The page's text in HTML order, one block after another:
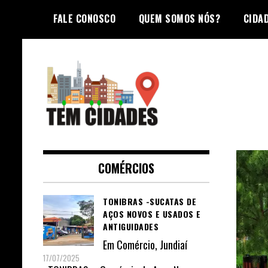
content
FALE CONOSCO QUEM SOMOS NÓS?
TEM CIDADES
COMÉRCIOS
TONIBRAS -SUCATAS DE
AÇOS NOVOS E USADOS E
ANTIGUIDADES
Em Comércio, Jundiaí
17/07/2025